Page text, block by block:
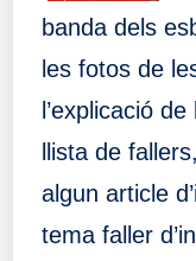
banda dels
les fotos de
l’explicació
llista de
algun article
tema faller